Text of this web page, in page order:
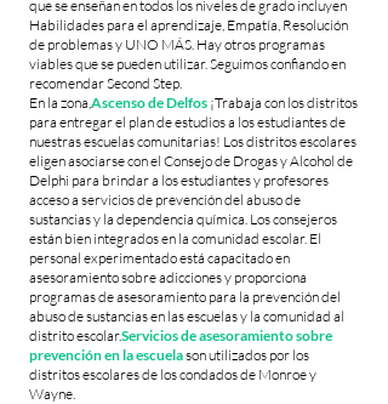
que se enseñan en todos los niveles de grado incluyen
Habilidades para el aprendizaje, Empatía, Resolución
de problemas y UNO MÁS. Hay otros programas
viables que se pueden utilizar. Seguimos confiando en
recomendar Second Step.
En la zona,Ascenso de Delfos ¡Trabaja con los distritos
para entregar el plan de estudios a los estudiantes de
nuestras escuelas comunitarias! Los distritos escolares
eligen asociarse con el Consejo de Drogas y Alcohol de
Delphi para brindar a los estudiantes y profesores
acceso a servicios de prevención del abuso de
sustancias y la dependencia química. Los consejeros
están bien integrados en la comunidad escolar. El
personal experimentado está capacitado en
asesoramiento sobre adicciones y proporciona
programas de asesoramiento para la prevención del
abuso de sustancias en las escuelas y la comunidad al
distrito escolar.Servicios de asesoramiento sobre
prevención en la escuelason utilizados por los
distritos escolares de los condados de Monroe y
Wayne.